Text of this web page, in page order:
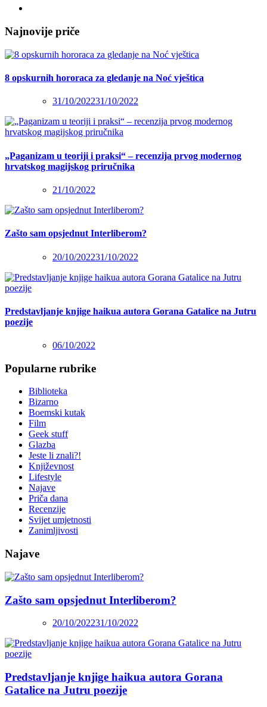
Najnovije priče
8 opskurnih hororaca za gledanje na Noć vještica
31/10/202231/10/2022
„Paganizam u teoriji i praksi“ – recenzija prvog modernog
hrvatskog magijskog priručnika
21/10/2022
Zašto sam opsjednut Interliberom?
20/10/202231/10/2022
Predstavljanje knjige haikua autora Gorana Gatalice na Jutru
poezije
06/10/2022
Popularne rubrike
Biblioteka
Bizarno
Boemski kutak
Film
Geek stuff
Glazba
Jeste li znali?!
Književnost
Lifestyle
Najave
Priča dana
Recenzije
Svijet umjetnosti
Zanimljivosti
Najave
Zašto sam opsjednut Interliberom?
20/10/202231/10/2022
Predstavljanje knjige haikua autora Gorana
Gatalice na Jutru poezije